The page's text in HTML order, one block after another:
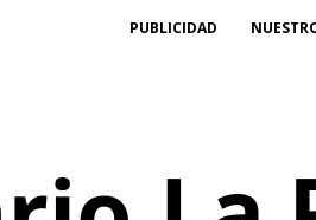
PUBLICIDAD